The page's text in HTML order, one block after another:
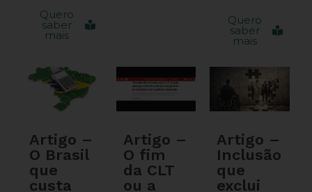
Quero
saber
mais
Quero
saber
mais
Artigo –
O Brasil
que
custa
Artigo –
O fim
da CLT
ou a
Artigo –
Inclusão
que
exclui